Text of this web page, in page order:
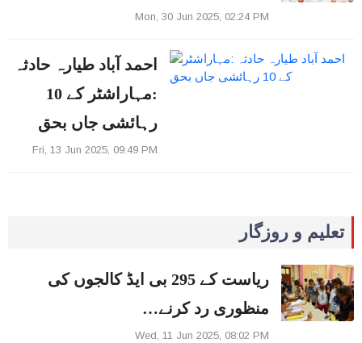
Mon, 30 Jun 2025, 02:24 PM
احمد آباد طیارہ حادثہ
:مہاراشٹر کے 10
رہائشی جاں بحق
Fri, 13 Jun 2025, 09:49 PM
تعلیم و روزگار
ریاست کے 295 بی ایڈ کالجوں کی
منظوری رد کرنے…
Wed, 11 Jun 2025, 08:02 PM